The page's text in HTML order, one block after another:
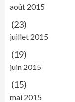
août 2015
(23)
juillet 2015
(19)
juin 2015
(15)
mai 2015